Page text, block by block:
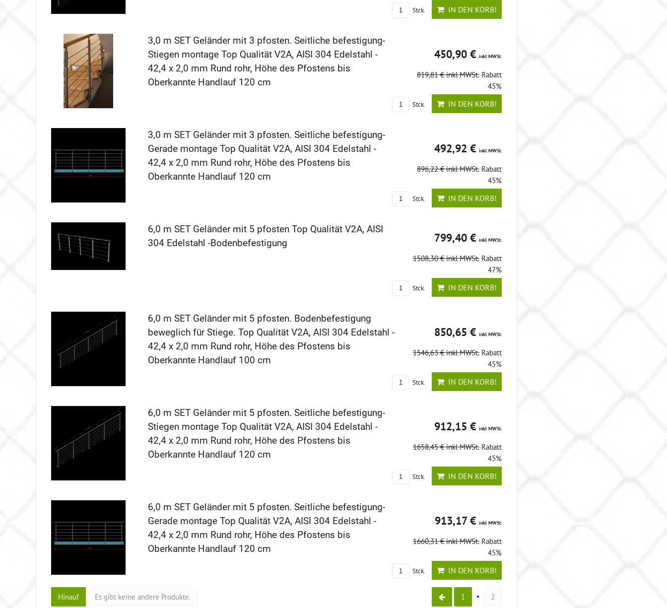
Stck. IN DEN KORB!
3,0 m SET Geländer mit 3 pfosten. Seitliche befestigung-
Stiegen montage Top Qualität V2A, AISI 304 Edelstahl -
42,4 x 2,0 mm Rund rohr, Höhe des Pfostens bis
Oberkannte Handlauf 120 cm
450,90 € inkl MWSt.
819,81 €inkl MWSt. Rabatt
45%
Stck. IN DEN KORB!
3,0 m SET Geländer mit 3 pfosten. Seitliche befestigung-
Gerade montage Top Qualität V2A, AISI 304 Edelstahl -
42,4 x 2,0 mm Rund rohr, Höhe des Pfostens bis
Oberkannte Handlauf 120 cm
492,92 € inkl MWSt.
896,22 €inkl MWSt. Rabatt
45%
Stck. IN DEN KORB!
6,0 m SET Geländer mit 5 pfosten Top Qualität V2A, AISI
304 Edelstahl -Bodenbefestigung
799,40 € inkl MWSt.
1508,30 €inkl MWSt. Rabatt
47%
Stck. IN DEN KORB!
6,0 m SET Geländer mit 5 pfosten. Bodenbefestigung
beweglich für Stiege. Top Qualität V2A, AISI 304 Edelstahl -
42,4 x 2,0 mm Rund rohr, Höhe des Pfostens bis
Oberkannte Handlauf 100 cm
850,65 € inkl MWSt.
1546,63 €inkl MWSt. Rabatt
45%
Stck. IN DEN KORB!
6,0 m SET Geländer mit 5 pfosten. Seitliche befestigung-
Stiegen montage Top Qualität V2A, AISI 304 Edelstahl -
42,4 x 2,0 mm Rund rohr, Höhe des Pfostens bis
Oberkannte Handlauf 120 cm
912,15 € inkl MWSt.
1658,45 €inkl MWSt. Rabatt
45%
Stck. IN DEN KORB!
6,0 m SET Geländer mit 5 pfosten. Seitliche befestigung-
Gerade montage Top Qualität V2A, AISI 304 Edelstahl -
42,4 x 2,0 mm Rund rohr, Höhe des Pfostens bis
Oberkannte Handlauf 120 cm
913,17 € inkl MWSt.
1660,31 €inkl MWSt. Rabatt
45%
Stck. IN DEN KORB!
Hinauf Es gibt keine andere Produkte. 1 2